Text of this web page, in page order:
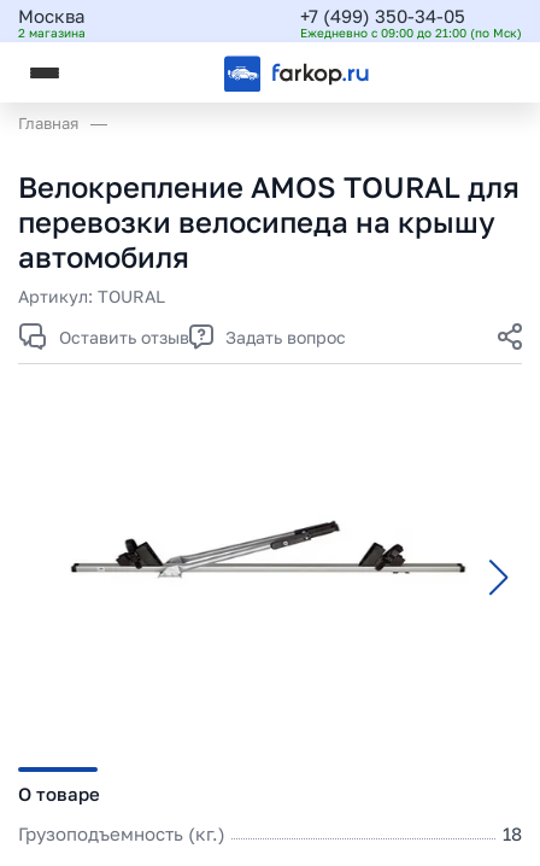
Москва
2 магазина
+7 (499) 350-34-05
Ежедневно с 09:00 до 21:00 (по Мск)
Главная
Велокрепление AMOS TOURAL для
перевозки велосипеда на крышу
автомобиля
Артикул: TOURAL
Оставить отзыв
Задать вопрос
О товаре
Грузоподъемность (кг.)
18